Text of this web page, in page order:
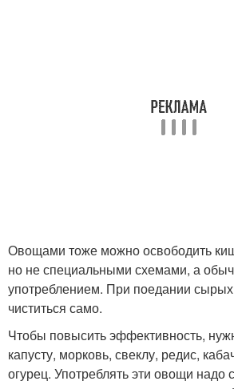
Овощами тоже можно освободить
но не специальными схемами, а
употреблением. При поедании
чиститься само.
Чтобы повысить эффективность,
капусту, морковь, свеклу, редис,
огурец. Употреблять эти овощи